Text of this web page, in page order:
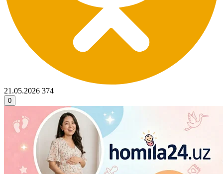
21.05.2026 374
0